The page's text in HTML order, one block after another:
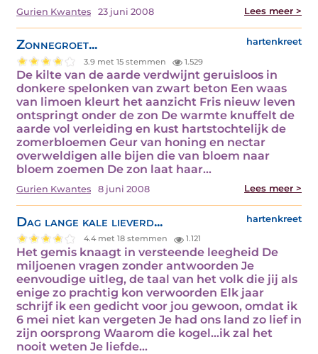
Gurien Kwantes 23 juni 2008 Lees meer >
Zonnegroet... hartenkreet
3.9 met 15 stemmen 1.529
De kilte van de aarde verdwijnt geruisloos in
donkere spelonken van zwart beton Een waas
van limoen kleurt het aanzicht Fris nieuw leven
ontspringt onder de zon De warmte knuffelt de
aarde vol verleiding en kust hartstochtelijk de
zomerbloemen Geur van honing en nectar
overweldigen alle bijen die van bloem naar
bloem zoemen De zon laat haar…
Gurien Kwantes 8 juni 2008 Lees meer >
Dag lange kale lieverd... hartenkreet
4.4 met 18 stemmen 1.121
Het gemis knaagt in versteende leegheid De
miljoenen vragen zonder antwoorden Je
eenvoudige uitleg, de taal van het volk die jij als
enige zo prachtig kon verwoorden Elk jaar
schrijf ik een gedicht voor jou gewoon, omdat ik
6 mei niet kan vergeten Je had ons land zo lief in
zijn oorsprong Waarom die kogel…ik zal het
nooit weten Je liefde…